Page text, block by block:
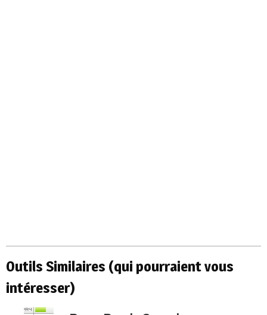
Outils Similaires (qui pourraient vous
intéresser)